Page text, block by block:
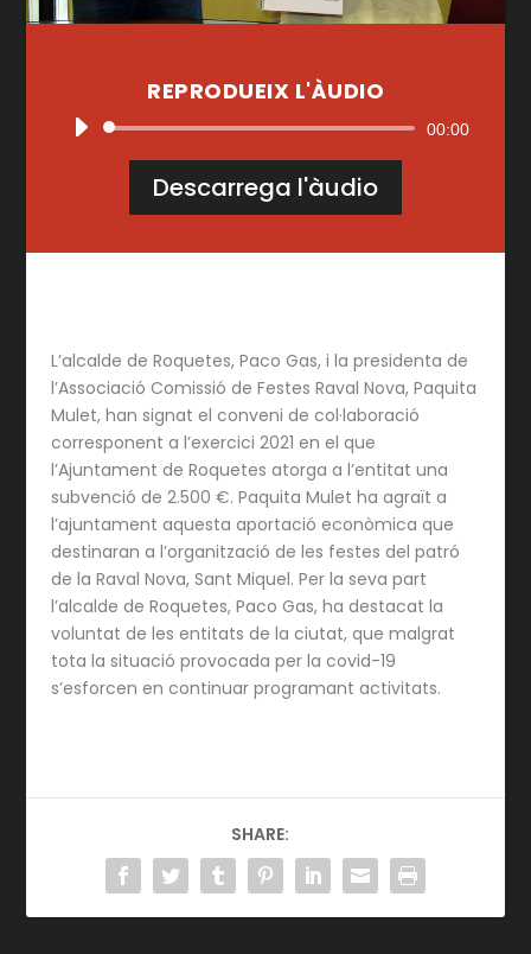
REPRODUEIX L'ÀUDIO
Reproductor
d'àudio
00:00
Descarrega l'àudio
L’alcalde de Roquetes, Paco Gas, i la presidenta de
l’Associació Comissió de Festes Raval Nova, Paquita
Mulet, han signat el conveni de col·laboració
corresponent a l’exercici 2021 en el que
l’Ajuntament de Roquetes atorga a l’entitat una
subvenció de 2.500 €. Paquita Mulet ha agraït a
l’ajuntament aquesta aportació econòmica que
destinaran a l’organització de les festes del patró
de la Raval Nova, Sant Miquel. Per la seva part
l’alcalde de Roquetes, Paco Gas, ha destacat la
voluntat de les entitats de la ciutat, que malgrat
tota la situació provocada per la covid-19
s’esforcen en continuar programant activitats.
SHARE: